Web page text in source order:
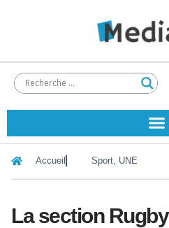
Accueil Sport, UNE
La section Rugby